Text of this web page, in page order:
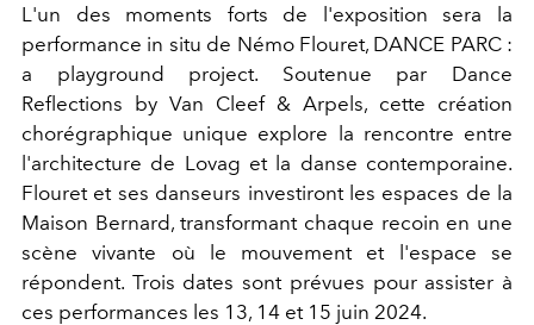
L'un des moments forts de l'exposition sera la
performance in situ de Némo Flouret, DANCE PARC :
a playground project. Soutenue par Dance
Reflections by Van Cleef & Arpels, cette création
chorégraphique unique explore la rencontre entre
l'architecture de Lovag et la danse contemporaine.
Flouret et ses danseurs investiront les espaces de la
Maison Bernard, transformant chaque recoin en une
scène vivante où le mouvement et l'espace se
répondent. Trois dates sont prévues pour assister à
ces performances les 13, 14 et 15 juin 2024.